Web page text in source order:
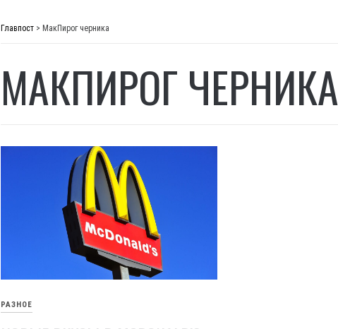
Главпост > МакПирог черника
МАКПИРОГ ЧЕРНИКА
РАЗНОЕ